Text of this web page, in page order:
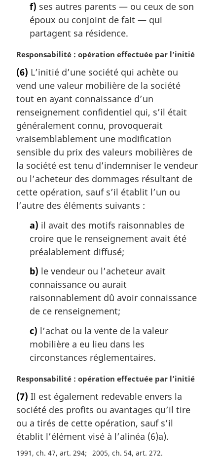
f) ses autres parents — ou ceux de son
époux ou conjoint de fait — qui
partagent sa résidence.
N
t
e
m
a
g
i
n
a
e
:
Responsabilité : opération effectuée par l’initié
(6) L’initié d’une société qui achète ou
vend une valeur mobilière de la société
tout en ayant connaissance d’un
renseignement confidentiel qui, s’il était
généralement connu, provoquerait
vraisemblablement une modification
sensible du prix des valeurs mobilières de
la société est tenu d’indemniser le vendeur
ou l’acheteur des dommages résultant de
cette opération, sauf s’il établit l’un ou
l’autre des éléments suivants :
a) il avait des motifs raisonnables de
croire que le renseignement avait été
préalablement diffusé;
b) le vendeur ou l’acheteur avait
connaissance ou aurait
raisonnablement dû avoir connaissance
de ce renseignement;
c) l’achat ou la vente de la valeur
mobilière a eu lieu dans les
circonstances réglementaires.
N
t
e
m
a
g
Responsabilité : opération effectuée par l’initié
(7) Il est également redevable envers la
société des profits ou avantages qu’il tire
ou a tirés de cette opération, sauf s’il
établit l’élément visé à l’alinéa (6)a).
1991, ch. 47, art. 294 2005, ch. 54, art. 272